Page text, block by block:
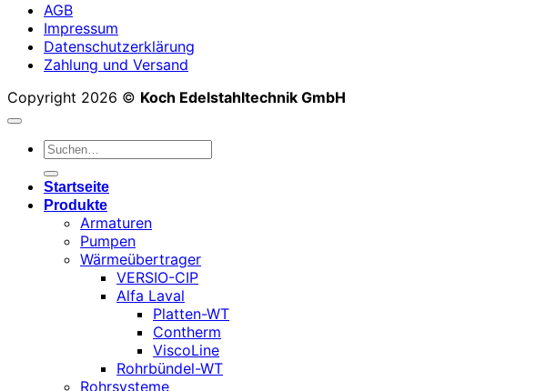
AGB
Impressum
Datenschutzerklärung
Zahlung und Versand
Copyright 2026 © Koch Edelstahltechnik GmbH
Suchen
Startseite
Produkte
Armaturen
Pumpen
Wärmeübertrager
VERSIO-CIP
Alfa Laval
Platten-WT
Contherm
ViscoLine
Rohrbündel-WT
Rohrsysteme